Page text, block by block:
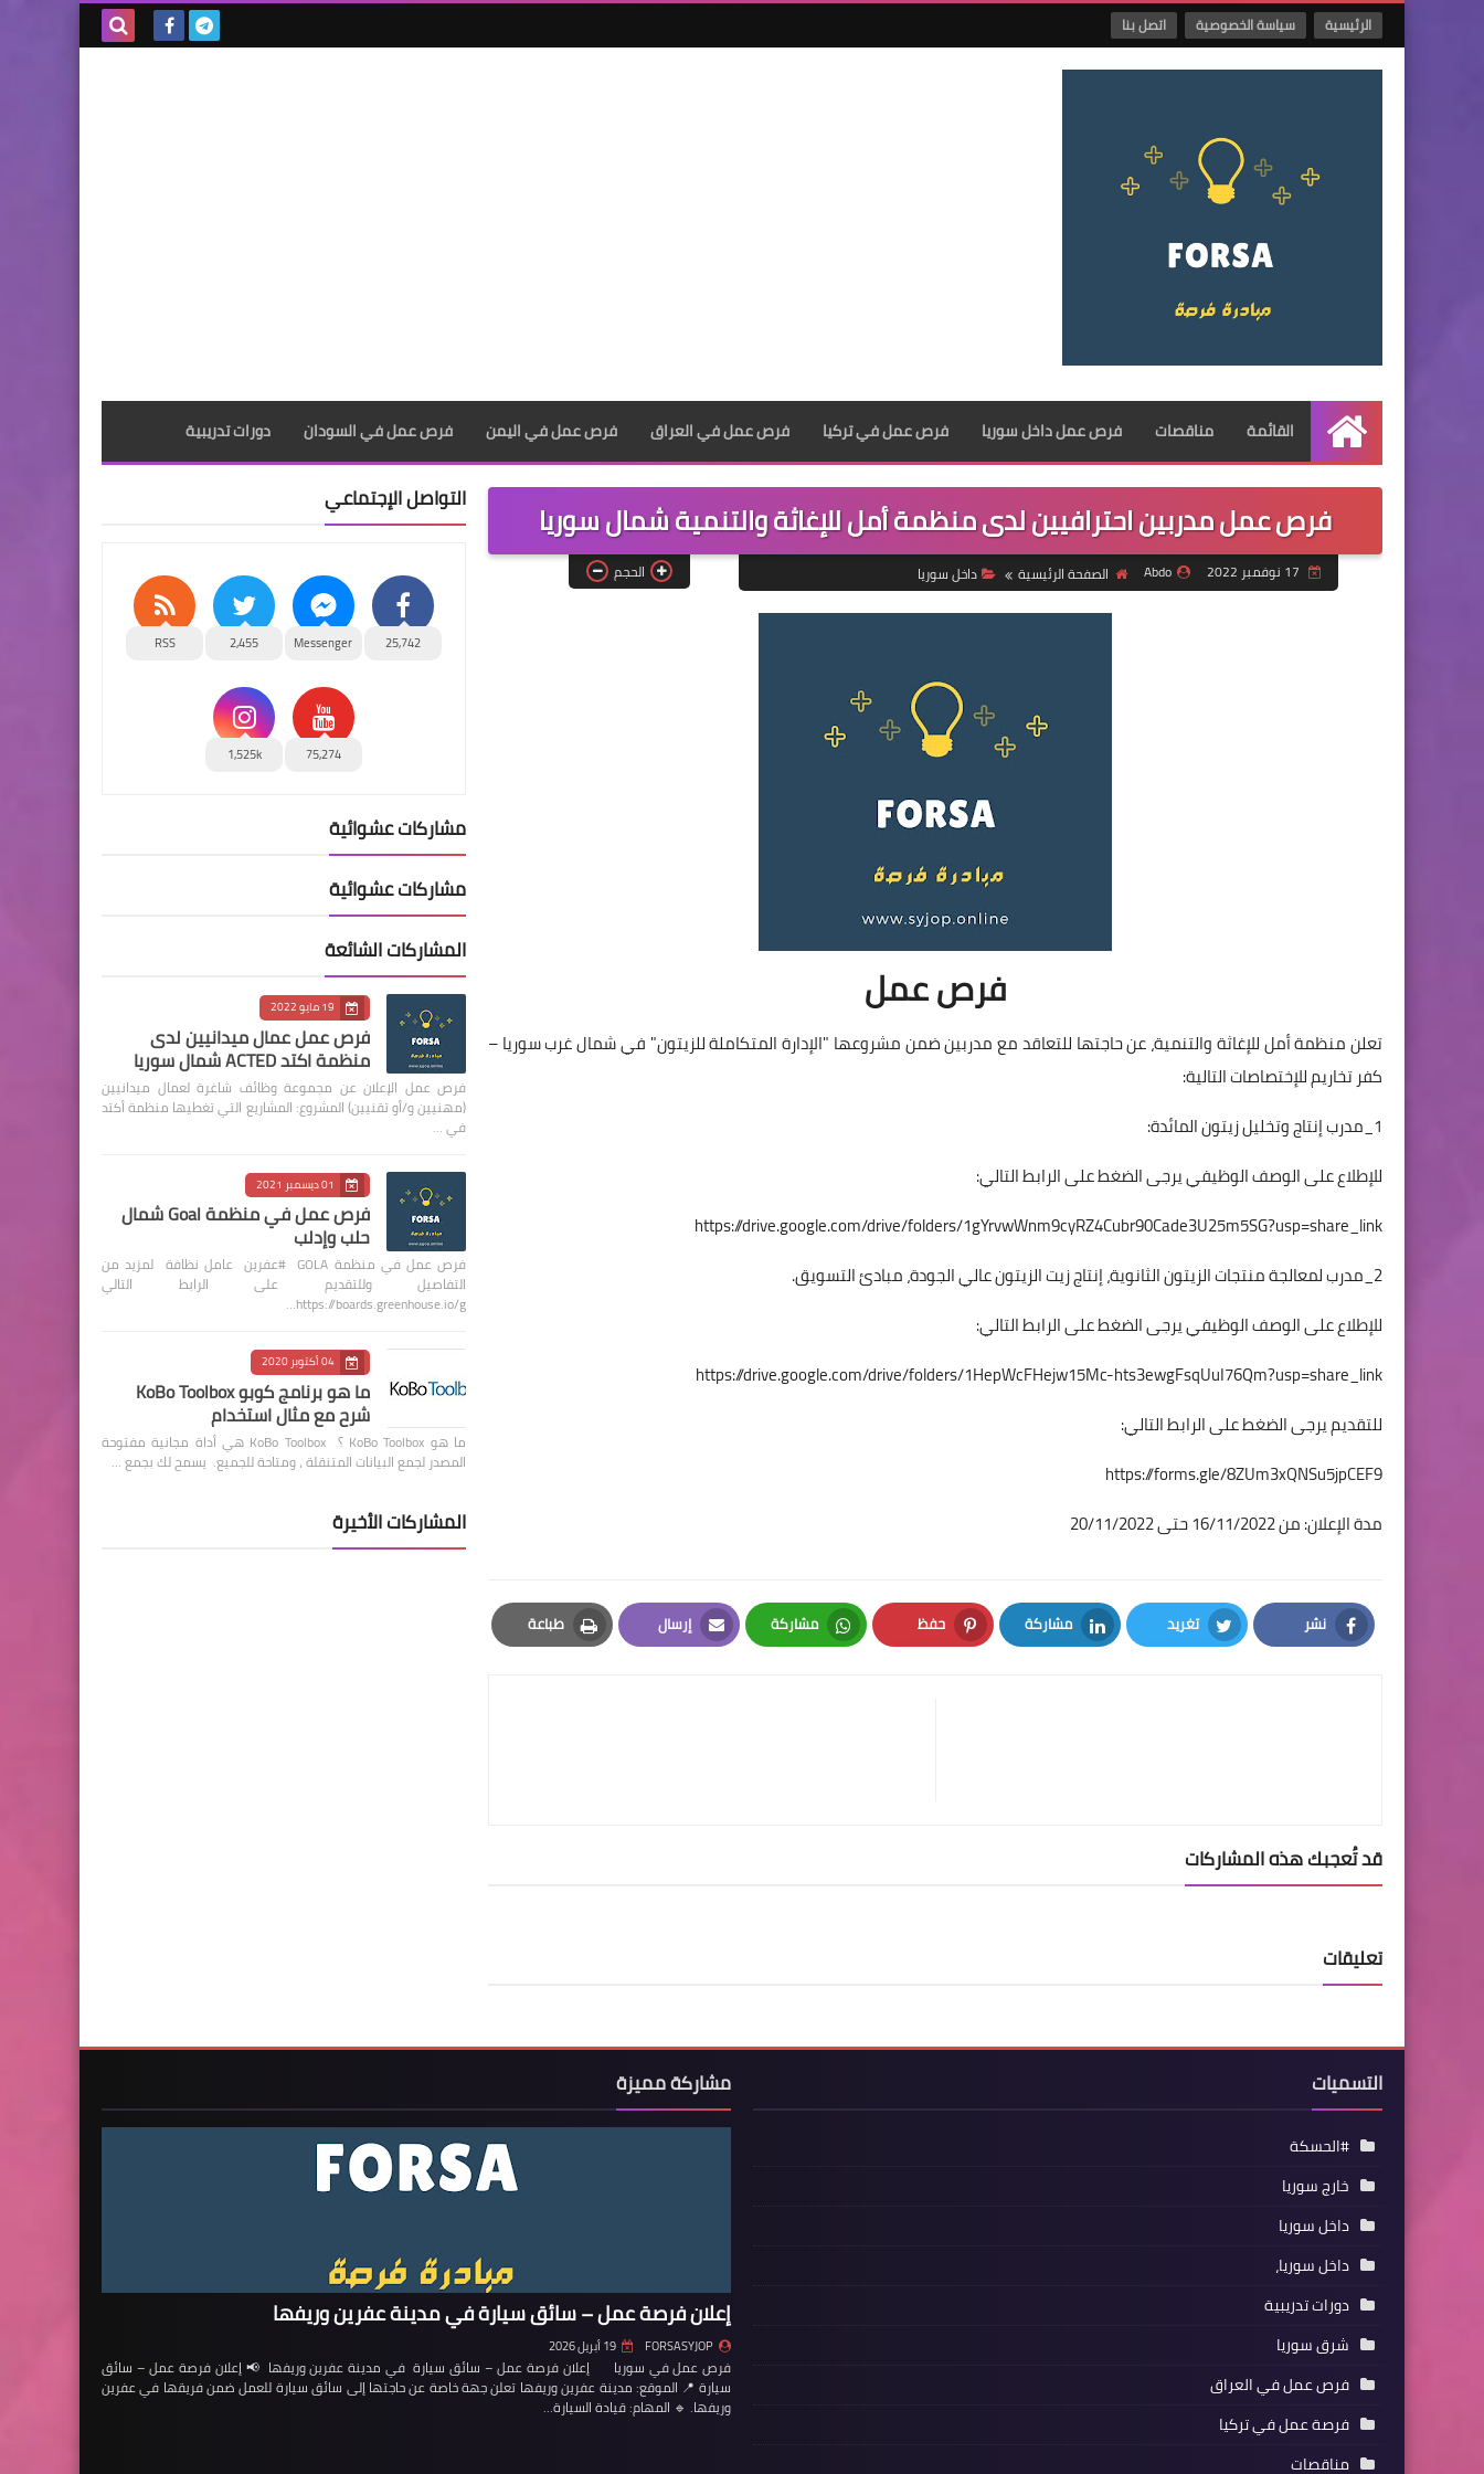
الرئيسية سياسة الخصوصية اتصل بنا
الرئيسية
القائمة مناقصات فرص عمل داخل سوريا فرص عمل في تركيا فرص عمل في العراق فرص عمل في اليمن فرص عمل في السودان دورات تدريبية
فرص عمل مدربين احترافيين لدى منظمة أمل للإغاثة والتنمية شمال سوريا
Abdo الصفحة الرئيسية داخل سوريا الحجم
فرص عمل
تعلن منظمة أمل للإغاثة والتنمية، عن حاجتها للتعاقد مع مدربين ضمن مشروعها "الإدارة المتكاملة للزيتون" في شمال غرب سوريا –
كفر تخاريم للإختصاصات التالية:
1_مدرب إنتاج وتخليل زيتون المائدة:
للإطلاع على الوصف الوظيفي يرجى الضغط على الرابط التالي:
https://drive.google.com/drive/folders/1gYrvwWnm9cyRZ4Cubr90Cade3U25m5SG?usp=share_link
2_مدرب لمعالجة منتجات الزيتون الثانوية، إنتاج زيت الزيتون عالي الجودة، مبادئ التسويق.
للإطلاع على الوصف الوظيفي يرجى الضغط على الرابط التالي:
https://drive.google.com/drive/folders/1HepWcFHejw15Mc-hts3ewgFsqUuI76Qm?usp=share_link
للتقديم يرجى الضغط على الرابط التالي:
https://forms.gle/8ZUm3xQNSu5jpCEF9
مدة الإعلان: من 16/11/2022 حتى 20/11/2022
نشر
Facebook
تغريد
Twitter
مشاركة
LinkedIn
حفظ
Pinterest
مشاركة
Whatsapp
إرسال
Email
طباعة
Print
قد تُعجبك هذه المشاركات
تعليقات
التواصل الإجتماعي
25,742
Messenger
2,455
RSS
75,274
1,525k
مشاركات عشوائية
مشاركات عشوائية
المشاركات الشائعة
19 مايو 2022
فرص عمل عمال ميدانيين لدى
منظمة اكتد ACTED شمال سوريا
فرص عمل الإعلان عن مجموعة وظائف شاغرة لعمال ميدانيين
(مهنيين و/أو تقنيين) المشروع: المشاريع التي تغطيها منظمة أكتد
في …
01 ديسمبر 2021
فرص عمل في منظمة Goal شمال
حلب وإدلب
فرص عمل في منظمة GOLA #عفرين عامل نظافة لمزيد من
التفاصيل وللتقديم على الرابط التالي
https://boards.greenhouse.io/g…
04 أكتوبر 2020
ما هو برنامج كوبو KoBo Toolbox
شرح مع مثال استخدام
ما هو KoBo Toolbox ؟ KoBo Toolbox هي أداة مجانية مفتوحة
المصدر لجمع البيانات المتنقلة ، ومتاحة للجميع. يسمح لك بجمع …
المشاركات الأخيرة
التسميات
#الحسكة
خارج سوريا
داخل سوريا
داخل سوريا،
دورات تدريبية
شرق سوريا
فرص عمل في العراق
فرصة عمل في تركيا
مناقصات
مشاركة مميزة
إعلان فرصة عمل – سائق سيارة في مدينة عفرين وريفها
FORSASYJOP 19 أبريل 2026
فرص عمل في سوريا إعلان فرصة عمل – سائق سيارة في مدينة عفرين وريفها 📢 إعلان فرصة عمل – سائق
سيارة 📍 الموقع: مدينة عفرين وريفها تعلن جهة خاصة عن حاجتها إلى سائق سيارة للعمل ضمن فريقها في عفرين
وريفها. 🔹 المهام: قيادة السيارة…